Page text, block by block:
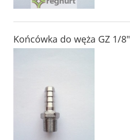
Końcówka do węża GZ 1/8"